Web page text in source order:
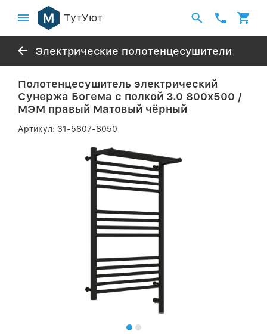
ТутУют
Электрические полотенцесушители
Полотенцесушитель электрический
Сунержа Богема с полкой 3.0 800х500 /
МЭМ правый Матовый чёрный
Артикул: 31-5807-8050